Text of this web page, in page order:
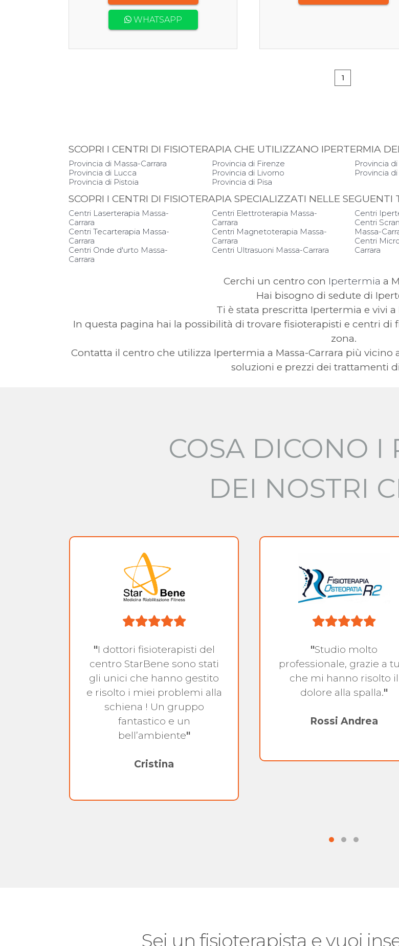
WHATSAPP
1
SCOPRI I CENTRI DI FISIOTERAPIA CHE UTILIZZANO IPERTERMIA
Provincia di Massa-Carrara
Provincia di Lucca
Provincia di Pistoia
Provincia di Firenze
Provincia di Livorno
Provincia di Pisa
Provincia
Provincia
SCOPRI I CENTRI DI FISIOTERAPIA SPECIALIZZATI NELLE SEGUENTI
Centri Laserterapia Massa-
Carrara
Centri Tecarterapia Massa-
Carrara
Centri Onde d'urto Massa-
Carrara
Centri Elettroterapia Massa-
Carrara
Centri Magnetoterapia Massa-
Carrara
Centri Ultrasuoni Massa-Carrara
Centri
Centri
Massa-
Centri
Carrara
Cerchi un centro con Ipertermia a
Hai bisogno di sedute di
Ti è stata prescritta Ipertermia e vivi a
In questa pagina hai la possibilità di trovare fisioterapisti e centri
zona.
Contatta il centro che utilizza Ipertermia a Massa-Carrara più
soluzioni e prezzi dei trattamenti
COSA DICONO I
DEI NOSTRI
"I dottori fisioterapisti del
centro StarBene sono stati
gli unici che hanno gestito
e risolto i miei problemi alla
schiena ! Un gruppo
fantastico e un
bell’ambiente"
Cristina
"Studio molto
professionale, grazie a
che mi hanno risolto il
dolore alla spalla."
Rossi Andrea
Sei un fisioterapista e vuoi